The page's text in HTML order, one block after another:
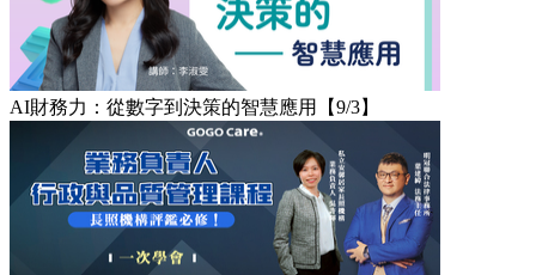
AI財務力：從數字到決策的智慧應用【9/3】